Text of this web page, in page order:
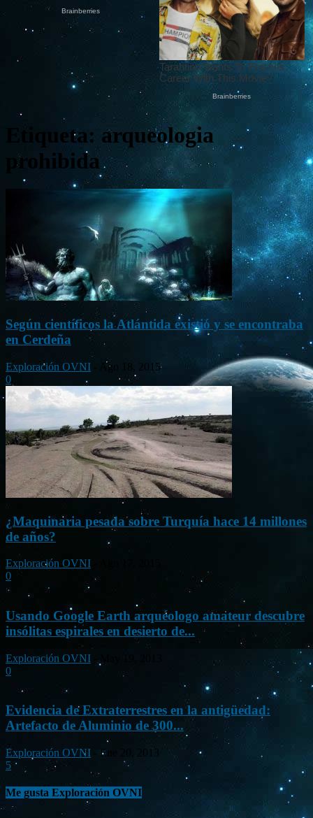
Etiqueta: arqueologia
prohibida
Según científicos la Atlántida existió y se encontraba
en Cerdeña
Exploración OVNI
Ago 18, 2015
0
¿Maquinaria pesada sobre Turquía hace 14 millones
de años?
Exploración OVNI
0
Usando Google Earth arquéologo amateur descubre
insólitas espirales en desierto de...
Exploración OVNI
0
Evidencia de Extraterrestres en la antigüedad:
Artefacto de Aluminio de 300...
Exploración OVNI
Ene 20, 2013
5
Me gusta Exploración OVNI